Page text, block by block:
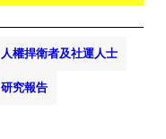
人權捍衛者及社運人士
研究報告